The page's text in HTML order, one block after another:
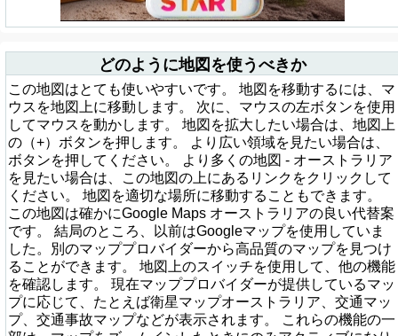
どのように地図を使うべきか
この地図はとても使いやすいです。 地図を移動するには、マ
ウスを地図上に移動します。 次に、マウスの左ボタンを使用
してマウスを動かします。 地図を拡大したい場合は、地図上
の（+）ボタンを押します。 より広い領域を見たい場合は、
ボタンを押してください。 より多くの地図 - オーストラリア
を見たい場合は、この地図の上にあるリンクをクリックして
ください。 地図を適切な場所に移動することもできます。
この地図は確かにGoogle Maps オーストラリアの良い代替案
です。 結局のところ、以前はGoogleマップを使用していま
した。別のマッププロバイダーから高品質のマップを見つけ
ることができます。 地図上のスイッチを使用して、他の機能
を確認します。 現在マッププロバイダーが提供しているマッ
プに応じて、たとえば衛星マップオーストラリア、交通マッ
プ、交通事故マップなどが表示されます。 これらの機能の一